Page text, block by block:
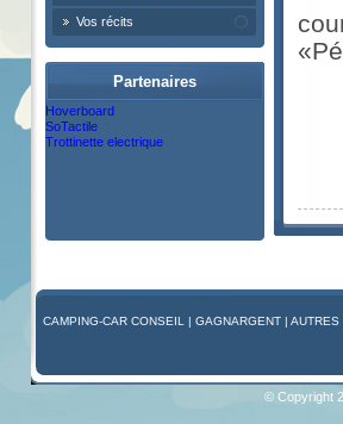
Vos récits
Partenaires
Hoverboard
SoTactile
Trottinette electrique
CAMPING-CAR CONSEIL | GAGNARGENT| AUTRES
© Copyright